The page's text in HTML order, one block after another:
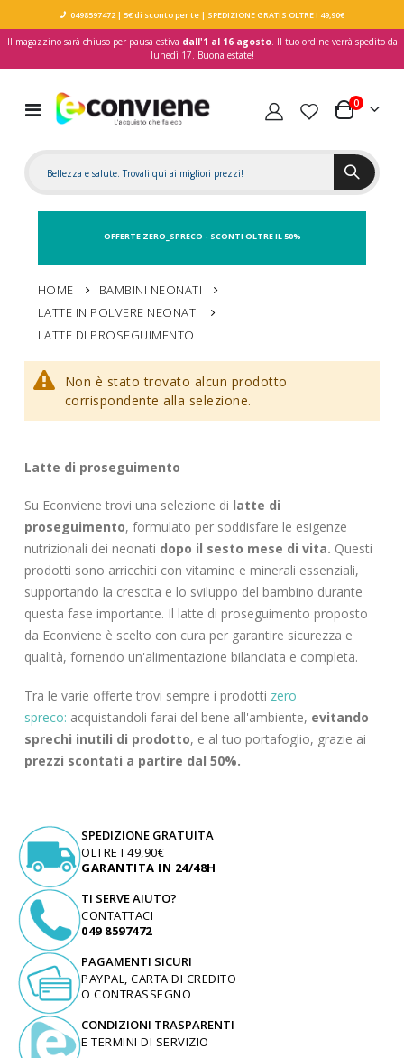
0498597472| 5€ di sconto per te| SPEDIZIONE GRATIS OLTRE I 49,90€
Il magazzino sarà chiuso per pausa estiva dall'1 al 16 agosto. Il tuo ordine verrà spedito da
lunedì 17. Buona estate!
Toggle
Nav
Carrello
0elementi
OFFERTE ZERO_SPRECO - SCONTI OLTRE IL 50%
HOME
BAMBINI NEONATI
LATTE IN POLVERE NEONATI
LATTE DI PROSEGUIMENTO
Non è stato trovato alcun prodotto
corrispondente alla selezione.
Latte di proseguimento
Su Econviene trovi una selezione di latte di
proseguimento, formulato per soddisfare le esigenze
nutrizionali dei neonati dopo il sesto mese di vita. Questi
prodotti sono arricchiti con vitamine e minerali essenziali,
supportando la crescita e lo sviluppo del bambino durante
questa fase importante. Il latte di proseguimento proposto
da Econviene è scelto con cura per garantire sicurezza e
qualità, fornendo un'alimentazione bilanciata e completa.
Tra le varie offerte trovi sempre i prodotti zero
spreco: acquistandoli farai del bene all'ambiente, evitando
sprechi inutili di prodotto, e al tuo portafoglio, grazie ai
prezzi scontati a partire dal 50%.
SPEDIZIONE GRATUITA
OLTRE I 49,90€
GARANTITA IN 24/48H
TI SERVE AIUTO?
CONTATTACI
049 8597472
PAGAMENTI SICURI
PAYPAL, CARTA DI CREDITO
O CONTRASSEGNO
CONDIZIONI TRASPARENTI
E TERMINI DI SERVIZIO